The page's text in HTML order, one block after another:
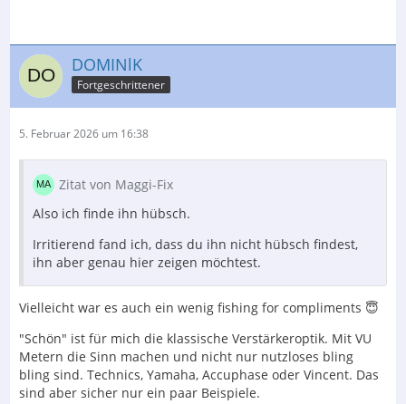
DOMINlK
Fortgeschrittener
5. Februar 2026 um 16:38
Zitat von Maggi-Fix
Also ich finde ihn hübsch.
Irritierend fand ich, dass du ihn nicht hübsch findest,
ihn aber genau hier zeigen möchtest.
Vielleicht war es auch ein wenig fishing for compliments 😇
"Schön" ist für mich die klassische Verstärkeroptik. Mit VU
Metern die Sinn machen und nicht nur nutzloses bling
bling sind. Technics, Yamaha, Accuphase oder Vincent. Das
sind aber sicher nur ein paar Beispiele.